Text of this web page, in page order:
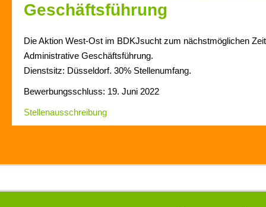
Geschäftsführung
Die Aktion West-Ost im BDKJsucht zum nächstmöglichen
Administrative Geschäftsführung.
Dienstsitz: Düsseldorf. 30% Stellenumfang.
Bewerbungsschluss: 19. Juni 2022
Stellenausschreibung